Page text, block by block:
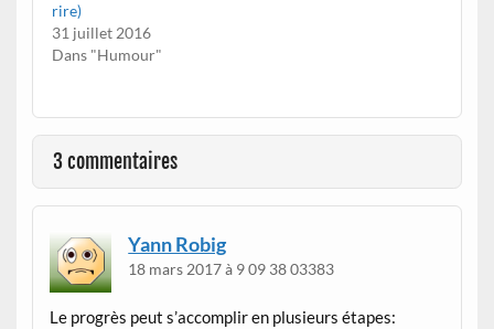
rire)
31 juillet 2016
Dans "Humour"
3 commentaires
Yann Robig
18 mars 2017 à 9 09 38 03383
Le progrès peut s’accomplir en plusieurs étapes: